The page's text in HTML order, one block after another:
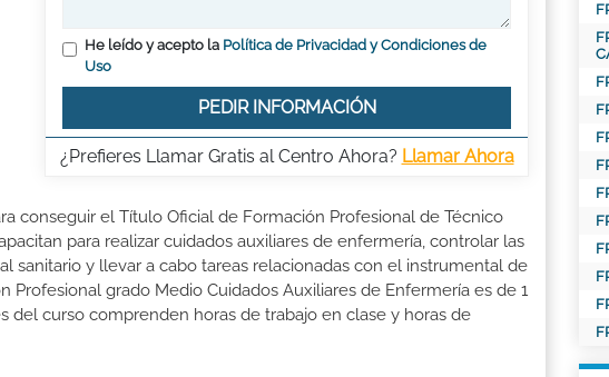
He leído y acepto la Política de Privacidad y Condiciones de
Uso
PEDIR INFORMACIÓN
¿Prefieres Llamar Gratis al Centro Ahora? Llamar Ahora
conseguir el Título Oficial de Formación Profesional de Técnico
para realizar cuidados auxiliares de enfermería, controlar las
sanitario y llevar a cabo tareas relacionadas con el instrumental de
grado Medio Cuidados Auxiliares de Enfermería es de 1
del curso comprenden horas de trabajo en clase y horas de